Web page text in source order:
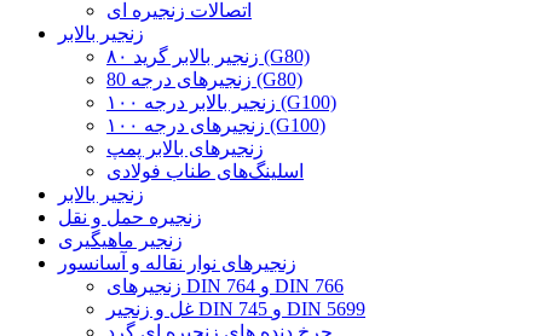
اتصالات زنجیره ای
زنجیر بالابر
زنجیر بالابر گرید ۸۰ (G80)
زنجیرهای درجه 80 (G80)
زنجیر بالابر درجه ۱۰۰ (G100)
زنجیرهای درجه ۱۰۰ (G100)
زنجیرهای بالابر پمپ
اسلینگ‌های طناب فولادی
زنجیر بالابر
زنجیره حمل و نقل
زنجیر ماهیگیری
زنجیرهای نوار نقاله و آسانسور
زنجیرهای DIN 764 و DIN 766
غل و زنجیر DIN 745 و DIN 5699
چرخ دنده های زنجیره ای گرد